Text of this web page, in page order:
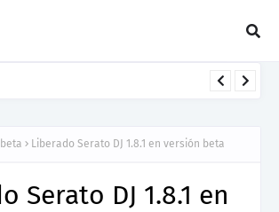
beta Liberado Serato DJ 1.8.1 en versión beta
Serato DJ 1.8.1 en